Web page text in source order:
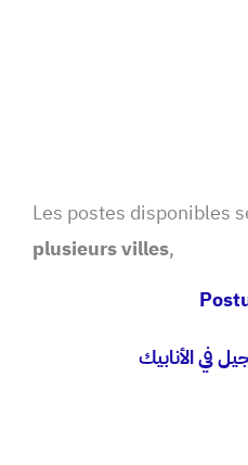
Les postes disponibles
plusieurs villes,
في الأنابيك